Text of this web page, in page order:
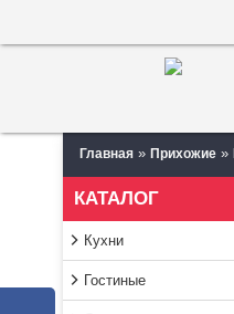
Главная » Прихожие »
КАТАЛОГ
Кухни
Гостиные